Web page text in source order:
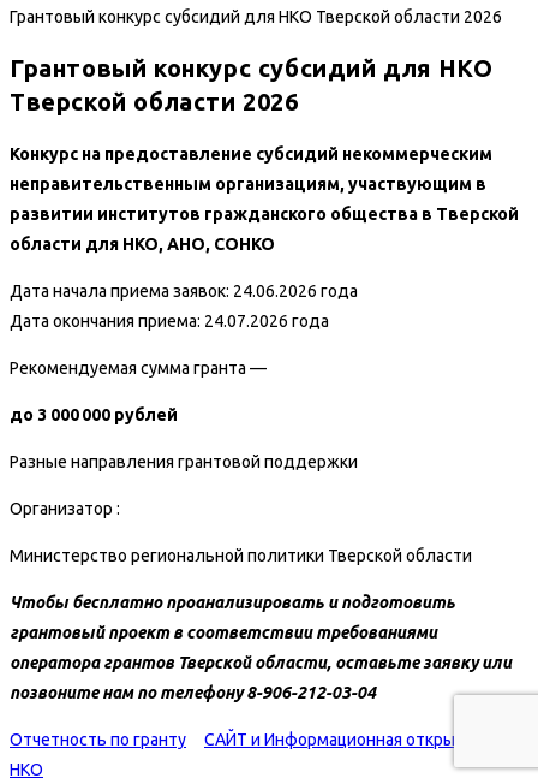
Грантовый конкурс субсидий для НКО Тверской области 2026
Грантовый конкурс субсидий для НКО
Тверской области 2026
Конкурс на предоставление субсидий некоммерческим
неправительственным организациям, участвующим в
развитии институтов гражданского общества в Тверской
области для НКО, АНО, СОНКО
Дата начала приема заявок: 24.06.2026 года
Дата окончания приема: 24.07.2026 года
Рекомендуемая сумма гранта —
до 3 000 000 рублей
Разные направления грантовой поддержки
Организатор :
Министерство региональной политики Тверской области
Чтобы бесплатно проанализировать и подготовить
грантовый проект в соответствиитребованиями
оператора грантов Тверской области, оставьте заявку или
позвоните нам по телефону 8-906-212-03-04
Отчетность по гранту
САЙТ и Информационная открытость
НКО